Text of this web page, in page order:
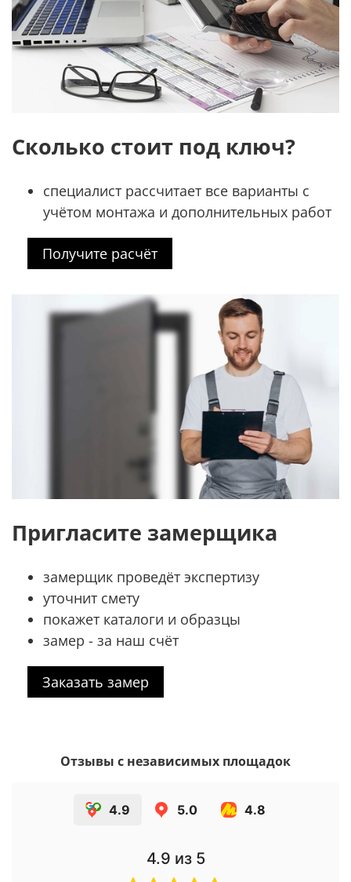
Сколько стоит под ключ?
специалист рассчитает все варианты с
учётом монтажа и дополнительных работ
Получите расчёт
Пригласите замерщика
замерщик проведёт экспертизу
уточнит смету
покажет каталоги и образцы
замер - за наш счёт
Заказать замер
Отзывы с независимых площадок
4.9 5.0 4.8
4.9 из 5